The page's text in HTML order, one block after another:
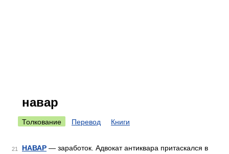
навар
Толкование Перевод Книги
21 НАВАР — заработок. Адвокат антиквара притаскался в